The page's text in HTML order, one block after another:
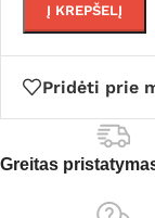
Į KREPŠELĮ
Pridėti prie
Greitas